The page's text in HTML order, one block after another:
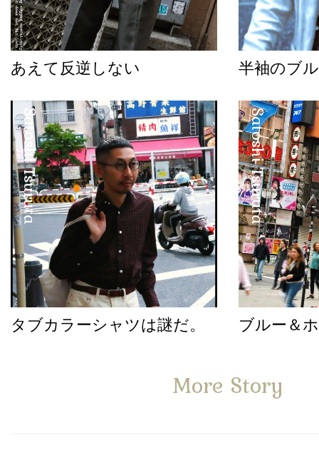
あえて反逆しない 半袖のブ
Satoshi Tsuruta
タブカラーシャツは謎だ。
Satoshi Tsuruta
ブルー＆
More Story